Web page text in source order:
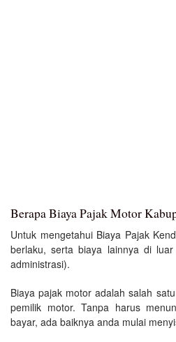
Berapa Biaya Pajak Motor
Untuk mengetahui Biaya Pajak
berlaku, serta biaya lainnya di
administrasi).
Biaya pajak motor adalah salah
pemilik motor. Tanpa harus
bayar, ada baiknya anda mulai